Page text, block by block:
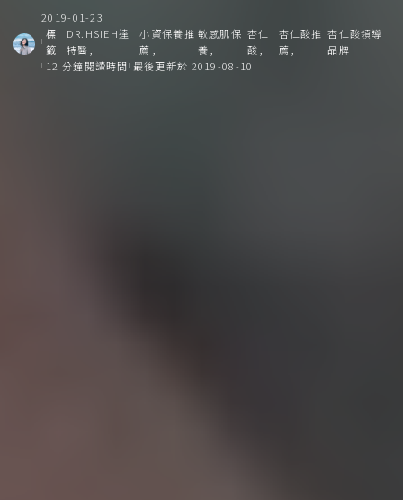
2019-01-23
標
籤
DR.HSIEH達
特醫
小資保養推
薦
敏感肌保
養
杏仁
酸
杏仁酸推
薦
杏仁酸領導
品牌
12 分鐘閱讀時間 最後更新於 2019-08-10